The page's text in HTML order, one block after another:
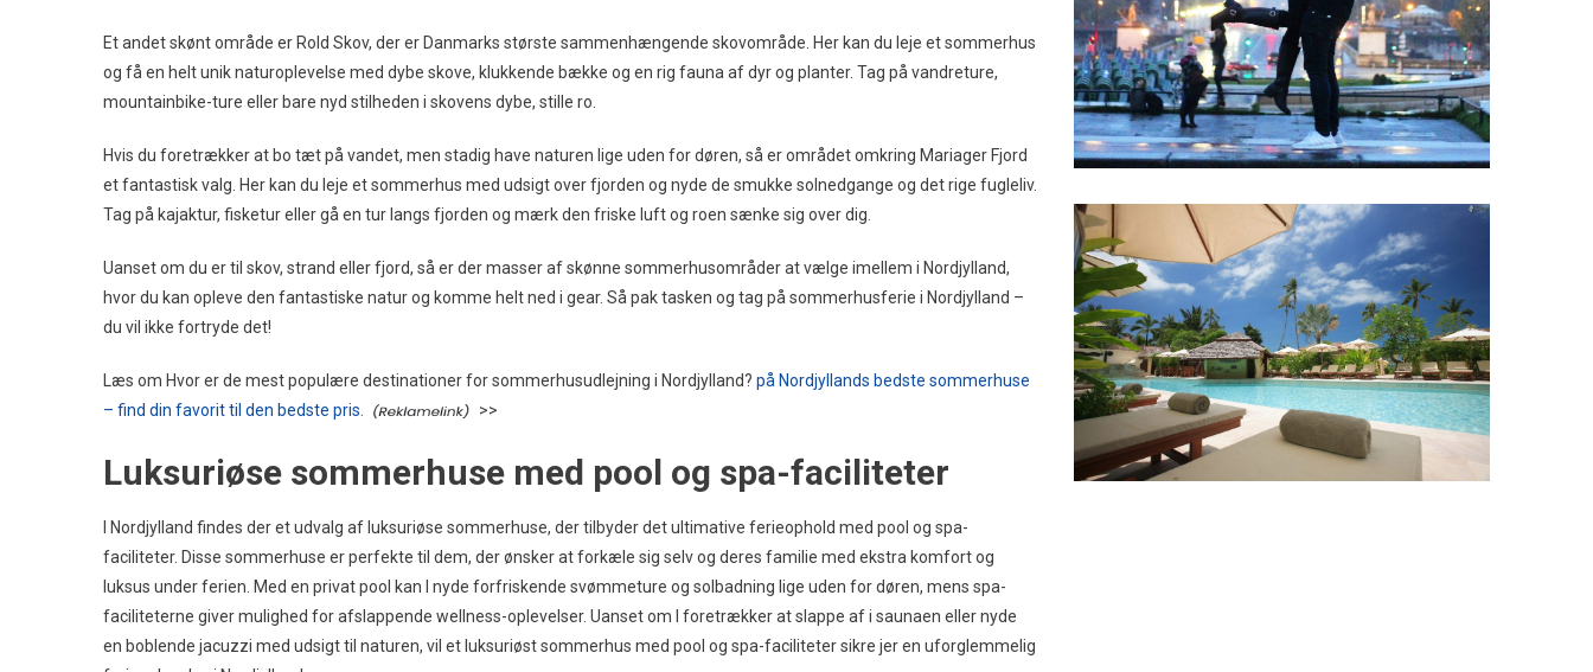
Et andet skønt område er Rold Skov, der er Danmarks største sammenhængende skovområde. Her kan du leje et sommerhus
og få en helt unik naturoplevelse med dybe skove, klukkende bække og en rig fauna af dyr og planter. Tag på vandreture,
mountainbike-ture eller bare nyd stilheden i skovens dybe, stille ro.
Hvis du foretrækker at bo tæt på vandet, men stadig have naturen lige uden for døren, så er området omkring Mariager Fjord
et fantastisk valg. Her kan du leje et sommerhus med udsigt over fjorden og nyde de smukke solnedgange og det rige fugleliv.
Tag på kajaktur, fisketur eller gå en tur langs fjorden og mærk den friske luft og roen sænke sig over dig.
Uanset om du er til skov, strand eller fjord, så er der masser af skønne sommerhusområder at vælge imellem i Nordjylland,
hvor du kan opleve den fantastiske natur og komme helt ned i gear. Så pak tasken og tag på sommerhusferie i Nordjylland –
du vil ikke fortryde det!
Læs om Hvor er de mest populære destinationer for sommerhusudlejning i Nordjylland? på Nordjyllands bedste sommerhuse
– find din favorit til den bedste pris.
>>
Luksuriøse sommerhuse med pool og spa-faciliteter
I Nordjylland findes der et udvalg af luksuriøse sommerhuse, der tilbyder det ultimative ferieophold med pool og spa-
faciliteter. Disse sommerhuse er perfekte til dem, der ønsker at forkæle sig selv og deres familie med ekstra komfort og
luksus under ferien. Med en privat pool kan I nyde forfriskende svømmeture og solbadning lige uden for døren, mens spa-
faciliteterne giver mulighed for afslappende wellness-oplevelser. Uanset om I foretrækker at slappe af i saunaen eller nyde
en boblende jacuzzi med udsigt til naturen, vil et luksuriøst sommerhus med pool og spa-faciliteter sikre jer en uforglemmelig